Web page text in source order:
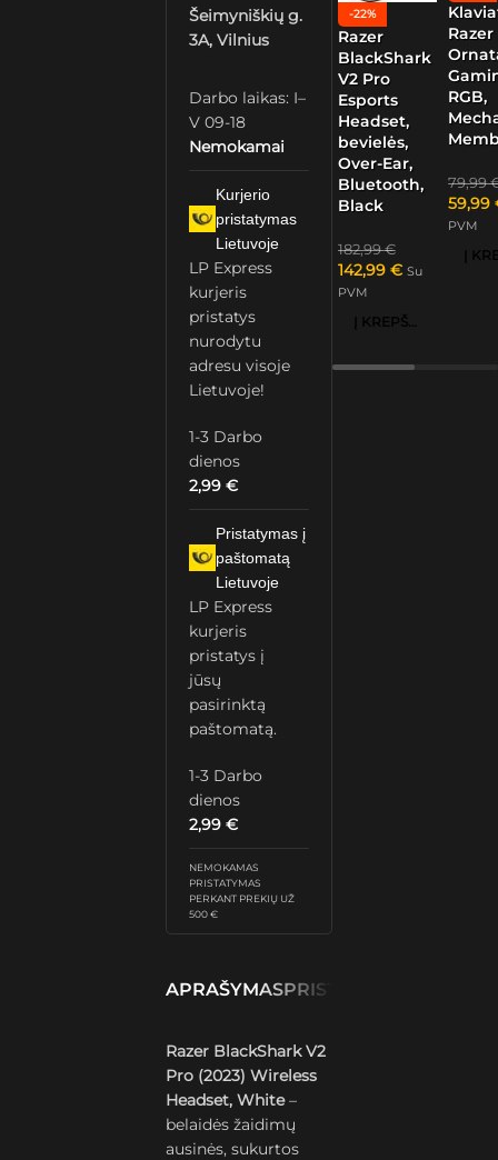
Šeimyniškių g.
3A, Vilnius
Darbo laikas: I–
V 09-18
Nemokamai
Kurjerio
pristatymas
Lietuvoje
LP Express
kurjeris
pristatys
nurodytu
adresu visoje
Lietuvoje!
1-3 Darbo
dienos
2,99€
Pristatymas į
paštomatą
Lietuvoje
LP Express
kurjeris
pristatys į
jūsų
pasirinktą
paštomatą.
1-3 Darbo
dienos
2,99€
NEMOKAMAS
PRISTATYMAS
PERKANT PREKIŲ UŽ
500 €
APRAŠYMASPRISTATYMAS IR
Razer BlackShark V2
Pro (2023) Wireless
Headset, White–
belaidės žaidimų
ausinės, sukurtos
-22%
Razer
BlackShark
V2 Pro
Esports
Headset,
bevielės,
Over-Ear,
Bluetooth,
Black
182,99€
142,99 € Su
PVM
Į KREPŠELĮ
Razer
RGB,
79,99
59,99
PVM